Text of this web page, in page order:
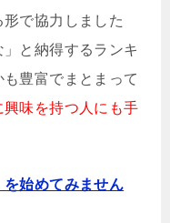
で協力しました
と納得するランキ
豊富でまとまって
味を持つ人にも手
始めてみません